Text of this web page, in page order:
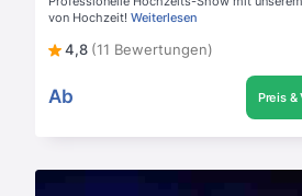
von Hochzeit! Weiterlesen
4,8 (11 Bewertungen)
Ab Preis &